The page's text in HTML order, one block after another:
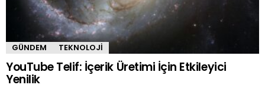
GÜNDEM TEKNOLOJI
YouTube Telif: İçerik Üretimi İçin Etkileyici
Yenilik